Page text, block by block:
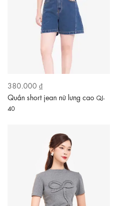
380.000 ₫
Quần short jean nữ lưng cao QJ-
40